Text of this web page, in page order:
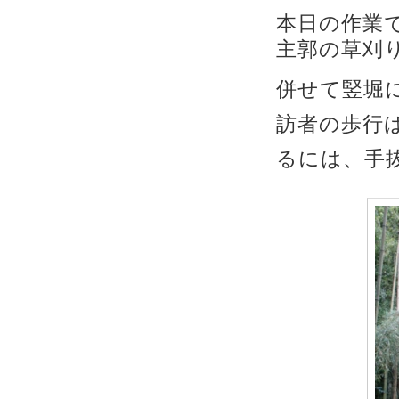
本日の作業
主郭の草刈
併せて竪堀
訪者の歩行
るには、手